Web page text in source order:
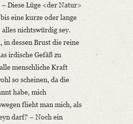
Diese Lüge <der Natur>
eine kurze oder lange
nichtswürdig sey.
in dessen Brust die reine
irdische Gefäß zu
menschliche Kraft
so scheinen, da die
habe, mich
flieht man mich, als
darf? – Noch ein